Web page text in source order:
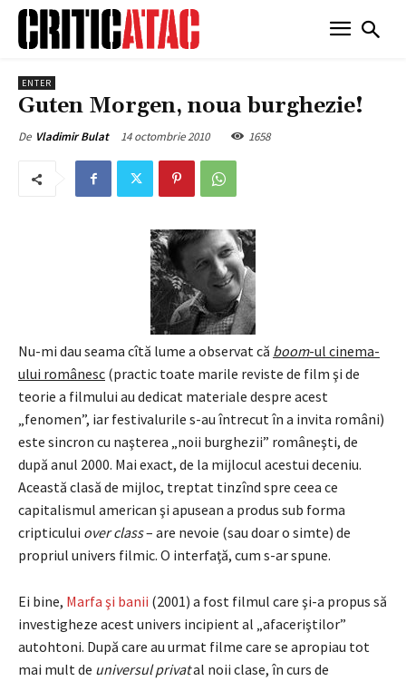
ENTER
Guten Morgen, noua burghezie!
De Vladimir Bulat 14 octombrie 2010 1658
Nu-mi dau seama cîtă lume a observat că boom-ul cinema-
ului românesc (practic toate marile reviste de film şi de
teorie a filmului au dedicat materiale despre acest
„fenomen”, iar festivalurile s-au întrecut în a invita români)
este sincron cu naşterea „noii burghezii” româneşti, de
după anul 2000. Mai exact, de la mijlocul acestui deceniu.
Această clasă de mijloc, treptat tinzînd spre ceea ce
capitalismul american şi apusean a produs sub forma
cripticului over class– are nevoie (sau doar o simte) de
propriul univers filmic. O interfaţă, cum s-ar spune.
Ei bine, Marfa şi banii (2001) a fost filmul care şi-a propus să
investigheze acest univers incipient al „afaceriştilor”
autohtoni. După care au urmat filme care se apropiau tot
mai mult de universul privatal noii clase, în curs de